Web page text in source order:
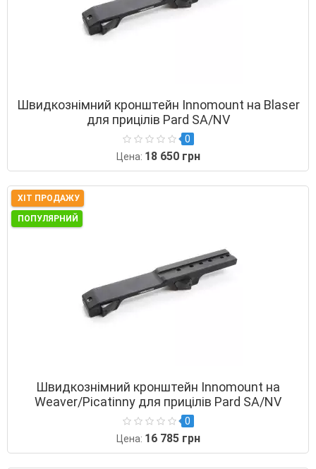
Швидкознімний кронштейн Innomount на Blaser
для прицілів Pard SA/NV
0
Цена: 18 650 грн
ХІТ ПРОДАЖУ
ПОПУЛЯРНИЙ
Швидкознімний кронштейн Innomount на
Weaver/Picatinny для прицілів Pard SA/NV
0
Цена: 16 785 грн